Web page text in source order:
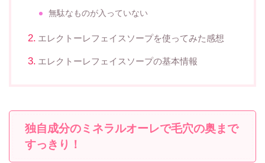
無駄なものが入っていない
エレクトーレフェイスソープを使ってみた感想
エレクトーレフェイスソープの基本情報
独自成分のミネラルオーレで毛穴の奥まで
すっきり！